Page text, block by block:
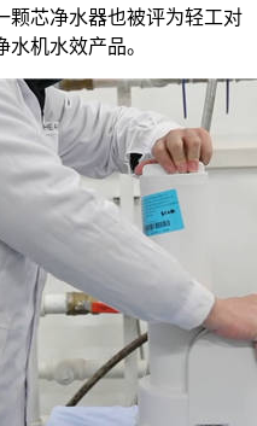
颗芯净水器也被评为轻工对
水机水效产品。